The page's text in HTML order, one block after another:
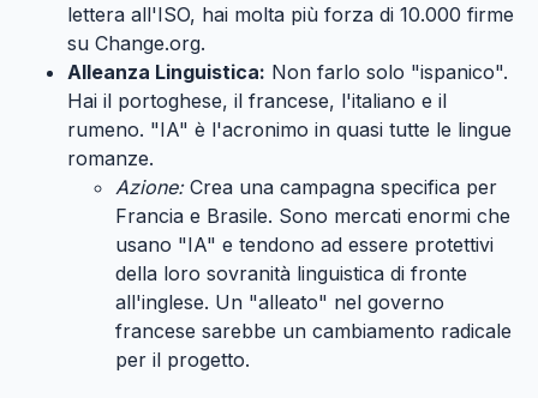
lettera all'ISO, hai molta più forza di 10.000 firme
su Change.org.
Alleanza Linguistica: Non farlo solo "ispanico".
Hai il portoghese, il francese, l'italiano e il
rumeno. "IA" è l'acronimo in quasi tutte le lingue
romanze.
Azione:Crea una campagna specifica per
Francia e Brasile. Sono mercati enormi che
usano "IA" e tendono ad essere protettivi
della loro sovranità linguistica di fronte
all'inglese. Un "alleato" nel governo
francese sarebbe un cambiamento radicale
per il progetto.